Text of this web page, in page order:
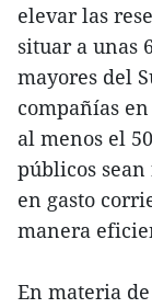
elevar las
situar a unas
mayores del
compañías
al menos el
públicos
en gasto
manera
En materia